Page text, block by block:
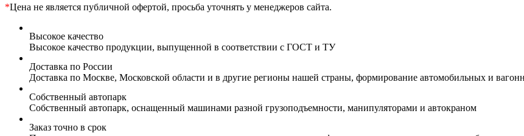
*Цена не является публичной офертой, просьба уточнять у менеджеров сайта.
Высокое качество
Высокое качество продукции, выпущенной в соответствии с ГОСТ и ТУ
Доставка по России
Доставка по Москве, Московской области и в другие регионы нашей страны, формирование автомобильных и
Собственный автопарк
Собственный автопарк, оснащенный машинами разной грузоподъемности, манипуляторами и автокраном
Заказ точно в срок